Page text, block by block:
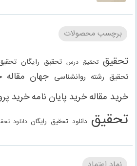
برچسب محصولات
تحقیق تحقیق درس تحقیق رایگان
تحقیق رشته روانشناسی جهان مقاله
خرید مقالهخرید پایان نامهخرید
تحقیق دانلود تحقیق رایگان دانلود
دانلود مقاله دانلود مقاله رایگان
انسانی